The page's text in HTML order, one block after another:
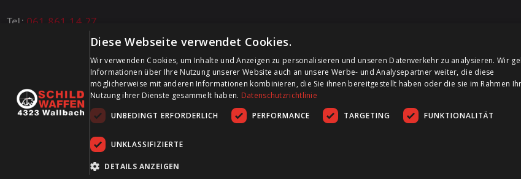
Tel: 061 861 14 27
+41 61 861 14 27
+41 61 861 14 01
info@schildwaffen.ch
Diese Webseite verwendet Cookies.
Wir verwenden Cookies, um Inhalte und Anzeigen zu personalisieren und unseren Datenverkehr zu analysieren. Wir
Informationen über Ihre Nutzung unserer Website auch an unsere Werbe- und Analysepartner weiter, die diese
möglicherweise mit anderen Informationen kombinieren, die Sie ihnen bereitgestellt haben oder die sie im Rahmen
Nutzung ihrer Dienste gesammelt haben. Datenschutzrichtlinie
UNBEDINGT ERFORDERLICH
PERFORMANCE TARGETING FUNKTIONALITÄT
UNKLASSIFIZIERTE
DETAILS ANZEIGEN